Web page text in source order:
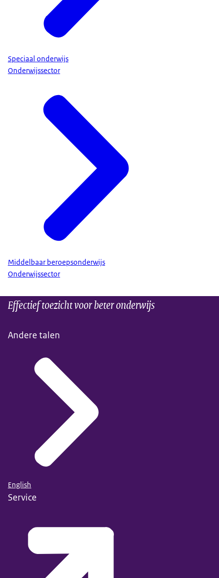
Speciaal onderwijs
Onderwijssector
Middelbaar beroepsonderwijs
Onderwijssector
Effectief toezicht voor beter onderwijs
Andere talen
English
Service